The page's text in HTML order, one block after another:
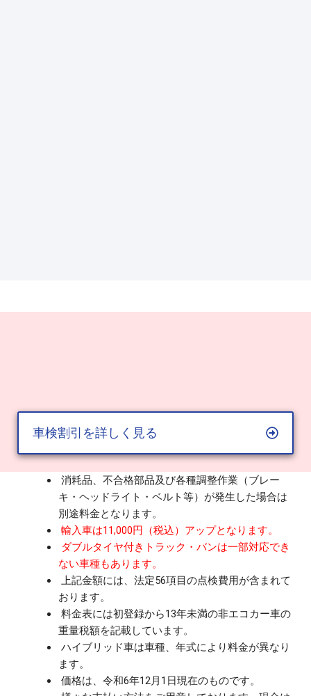
車検割引を詳しく見る
消耗品、不合格部品及び各種調整作業（ブレー
キ・ヘッドライト・ベルト等）が発生した場合は
別途料金となります。
輸入車は11,000円（税込）アップとなります。
ダブルタイヤ付きトラック・バンは一部対応でき
ない車種もあります。
上記金額には、法定56項目の点検費用が含まれて
おります。
料金表には初登録から13年未満の非エコカー車の
重量税額を記載しています。
ハイブリッド車は車種、年式により料金が異なり
ます。
価格は、令和6年12月1日現在のものです。